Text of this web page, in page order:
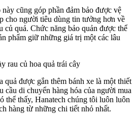
cũng góp phần đảm bảo được vệ
cho người tiêu dùng tin tưởng hơn về
củ quả. Chức năng bảo quản được thể
phẩm giữ những giá trị một các lâu
quả được gắn thêm bánh xe là một thiết
cầu di chuyển hàng hóa của người mua
thể thấy, Hanatech chúng tôi luôn luôn
hàng từ những chi tiết nhỏ nhất.